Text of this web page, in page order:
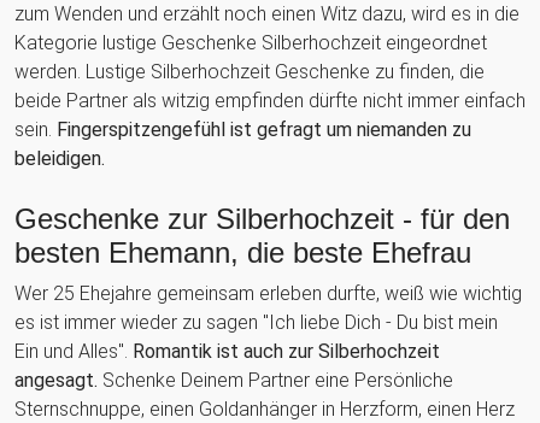
zum Wenden und erzählt noch einen Witz dazu, wird es in die
Kategorie lustige Geschenke Silberhochzeit eingeordnet
werden. Lustige Silberhochzeit Geschenke zu finden, die
beide Partner als witzig empfinden dürfte nicht immer einfach
sein. Fingerspitzengefühl ist gefragt um niemanden zu
beleidigen.
Geschenke zur Silberhochzeit - für den
besten Ehemann, die beste Ehefrau
Wer 25 Ehejahre gemeinsam erleben durfte, weiß wie wichtig
es ist immer wieder zu sagen "Ich liebe Dich - Du bist mein
Ein und Alles". Romantik ist auch zur Silberhochzeit
angesagt. Schenke Deinem Partner eine Persönliche
Sternschnuppe, einen Goldanhänger in Herzform, einen Herz